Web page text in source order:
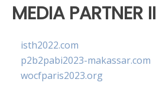
MEDIA PARTNER II
isth2022.com
p2b2pabi2023-makassar.com
wocfparis2023.org